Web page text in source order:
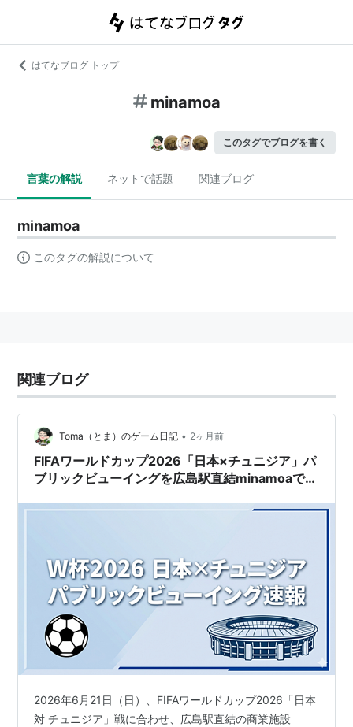
はてなブログ トップ
minamoa
このタグでブログを書く
言葉の解説 ネットで話題 関連ブログ
minamoa
このタグの解説について
関連ブログ
Toma（とま）のゲーム日記 • 2ヶ月前
FIFAワールドカップ2026「日本×チュニジア」パ
ブリックビューイングを広島駅直結minamoaで開
2026年6月21日（日）、FIFAワールドカップ2026「日本
対 チュニジア」戦に合わせ、広島駅直結の商業施設